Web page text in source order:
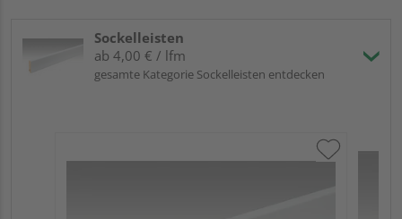
Sockelleisten
ab 4,00 € / lfm
gesamte Kategorie Sockelleisten entdecken